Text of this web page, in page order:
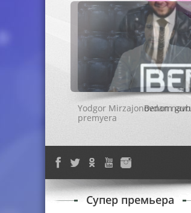
Benom
Супер премьера